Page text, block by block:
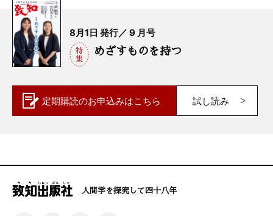
8月1日 発行／ 9 月号
めざすものを持つ
定期購読のお申込みはこちら 試し読み
人間学を探究して四十八年